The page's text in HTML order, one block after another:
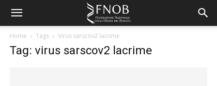
Home Tags Virus sarscov2 lacrime
Tag: virus sarscov2 lacrime